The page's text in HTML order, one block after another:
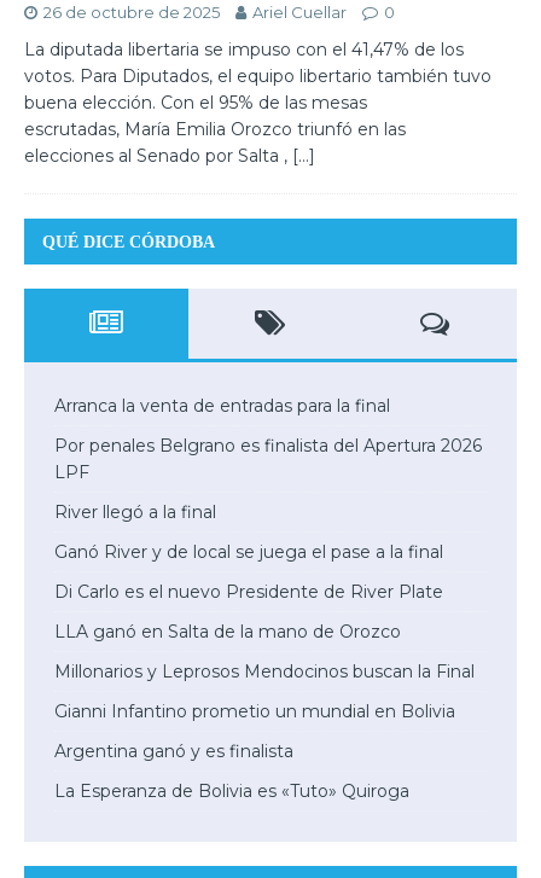
26 de octubre de 2025 Ariel Cuellar 0
La diputada libertaria se impuso con el 41,47% de los
votos. Para Diputados, el equipo libertario también tuvo
buena elección. Con el 95% de las mesas
escrutadas, María Emilia Orozco triunfó en las
elecciones al Senado por Salta , […]
QUÉ DICE CÓRDOBA
Arranca la venta de entradas para la final
Por penales Belgrano es finalista del Apertura 2026
LPF
River llegó a la final
Ganó River y de local se juega el pase a la final
Di Carlo es el nuevo Presidente de River Plate
LLA ganó en Salta de la mano de Orozco
Millonarios y Leprosos Mendocinos buscan la Final
Gianni Infantino prometio un mundial en Bolivia
Argentina ganó y es finalista
La Esperanza de Bolivia es «Tuto» Quiroga